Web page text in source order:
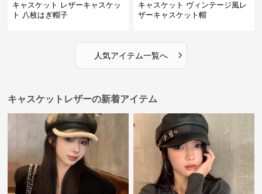
キャスケット レザーキャスケッ
ト 八枚はぎ帽子
キャスケット ヴィンテージ風レ
ザーキャスケット帽
人気アイテム一覧へ ›
キャスケットレザーの新着アイテム